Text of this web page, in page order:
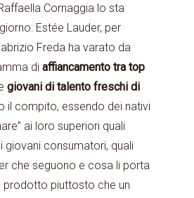
Cornaggia lo sta
Estée Lauder, per
Freda ha varato da
di affiancamento tra top
giovani di talento freschi di
il compito, essendo dei nativi
ai loro superiori quali
giovani consumatori, quali
che seguono e cosa li porta
prodotto piuttosto che un